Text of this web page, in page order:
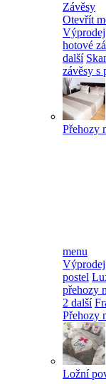
Závěsy
Otevřít
Výprodej
hotové
další
závěsy s
Přehozy
menu
Výprodej
postel
přehozy
2 další
Přehozy
Ložní